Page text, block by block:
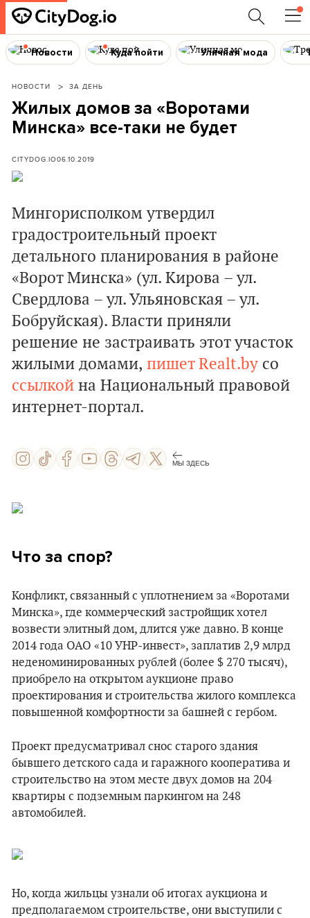
Новости Куда пойти Уличная мода
НОВОСТИ ЗА ДЕНЬ
Жилых домов за «Воротами
Минска» все-таки не будет
CITYDOG.IO06.10.2019
Мингорисполком утвердил
градостроительный проект
детального планирования в районе
«Ворот Минска» (ул. Кирова – ул.
Свердлова – ул. Ульяновская – ул.
Бобруйская). Власти приняли
решение не застраивать этот участок
жилыми домами, пишетRealt.by со
ссылкой на Национальный правовой
интернет-портал.
МЫ ЗДЕСЬ
Что за спор?
Конфликт, связанный с уплотнением за «Воротами
Минска», где коммерческий застройщик хотел
возвести элитный дом, длится уже давно. В конце
2014 года ОАО «10 УНР-инвест», заплатив 2,9 млрд
неденоминированных рублей (более $ 270 тысяч),
приобрело на открытом аукционе право
проектирования и строительства жилого комплекса
повышенной комфортности за башней с гербом.
Проект предусматривал снос старого здания
бывшего детского сада и гаражного кооператива и
строительство на этом месте двух домов на 204
квартиры с подземным паркингом на 248
автомобилей.
Но, когда жильцы узнали об итогах аукциона и
предполагаемом строительстве, они выступили с